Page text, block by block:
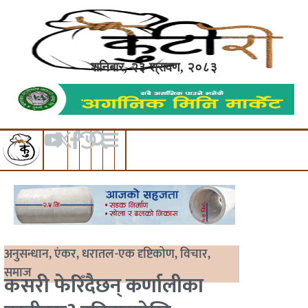
शनिबार, २३ श्रावण, २०८३
अनुसन्धान,एंकर,धरातल-एक दृष्टिकोण,विचार,
समाज
कसरी फेरिँदैछन् कर्णालीका